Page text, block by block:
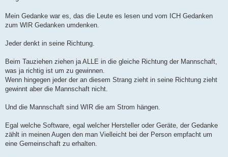
Mein Gedanke war es, das die Leute es lesen und vom ICH Gedanken
zum WIR Gedanken umdenken.
Jeder denkt in seine Richtung.
Beim Tauziehen ziehen ja ALLE in die gleiche Richtung der Mannschaft,
was ja richtig ist um zu gewinnen.
Wenn hingegen jeder der an diesem Strang zieht in seine Richtung zieht
gewinnt aber die Mannschaft nicht.
Und die Mannschaft sind WIR die am Strom hängen.
Egal welche Software, egal welcher Hersteller oder Geräte, der Gedanke
zählt in meinen Augen den man Vielleicht bei der Person empfacht um
eine Gemeinschaft zu erhalten.